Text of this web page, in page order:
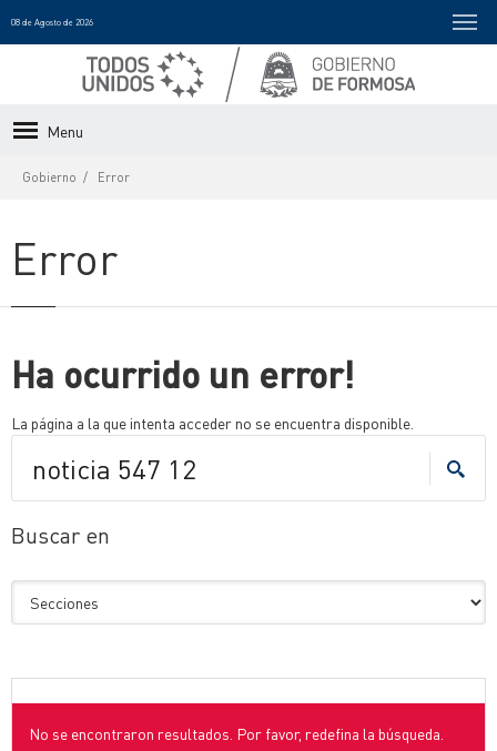
08 de Agosto de 2026
Menu
Gobierno Error
Error
Ha ocurrido un error!
La página a la que intenta acceder no se encuentra disponible.
Buscar en
No se encontraron resultados. Por favor, redefina la búsqueda.